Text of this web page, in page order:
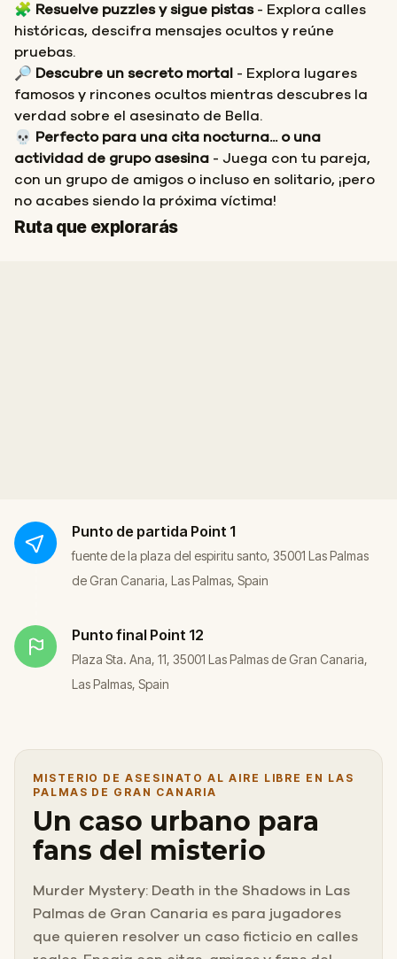
🧩 Resuelve puzzles y sigue pistas- Explora calles
históricas, descifra mensajes ocultos y reúne
pruebas.
🔎 Descubre un secreto mortal - Explora lugares
famosos y rincones ocultos mientras descubres la
verdad sobre el asesinato de Bella.
💀
Perfecto para una cita nocturna... o una
actividad de grupo asesina - Juega con tu pareja,
con un grupo de amigos o incluso en solitario, ¡pero
no acabes siendo la próxima víctima!
Ruta que explorarás
Inicio
Final
Punto de partida Point 1
fuente de la plaza del espiritu santo, 35001 Las Palmas
de Gran Canaria, Las Palmas, Spain
Punto final Point 12
Plaza Sta. Ana, 11, 35001 Las Palmas de Gran Canaria,
Las Palmas, Spain
MISTERIO DE ASESINATO AL AIRE LIBRE EN LAS
PALMAS DE GRAN CANARIA
Un caso urbano para
fans del misterio
Murder Mystery: Death in the Shadows in Las
Palmas de Gran Canaria es para jugadores
que quieren resolver un caso ficticio en calles